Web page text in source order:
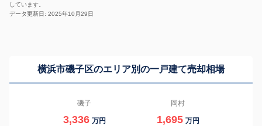
しています。
データ更新日: 2025年10月29日
横浜市磯子区のエリア別の一戸建て売却相場
磯子
3,336 万円
岡村
1,695 万円